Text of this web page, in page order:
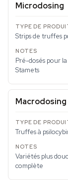
Microdosing
Strips de truffes
Pré-dosés pour
Stamets
Truffes à
Variétés plus
complète